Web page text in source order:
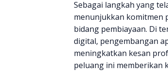
Sebagai langkah yang
menunjukkan komitmen
bidang pembiayaan. Di
digital, pengembangan
meningkatkan kesan
peluang ini memberikan